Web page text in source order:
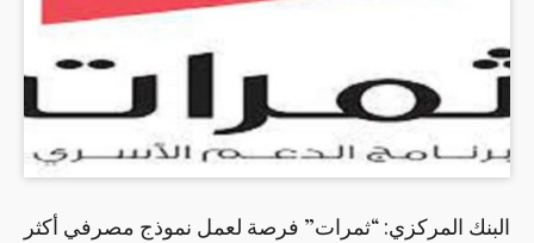
البنك المركزي: “ثمرات” فرصة لعمل نموذج مصرفي أكثر